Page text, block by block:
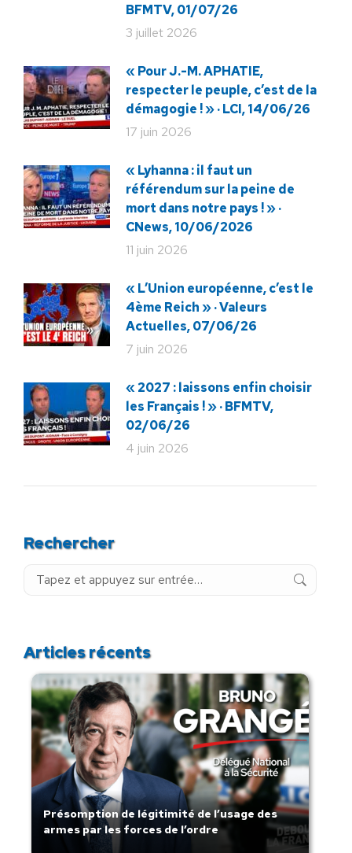
BFMTV, 01/07/26
3 juillet 2026
« Pour J.-M. APHATIE,
respecter le peuple, c’est de la
démagogie ! » · LCI, 14/06/26
17 juin 2026
« Lyhanna : il faut un
référendum sur la peine de
mort dans notre pays ! » ·
CNews, 10/06/2026
11 juin 2026
« L’Union européenne, c’est le
4ème Reich » · Valeurs
Actuelles, 07/06/26
7 juin 2026
« 2027 : laissons enfin choisir
les Français ! » · BFMTV,
02/06/26
4 juin 2026
Rechercher
Recherche
Articles récents
Présomption de légitimité de l’usage des
armes par les forces de l’ordre